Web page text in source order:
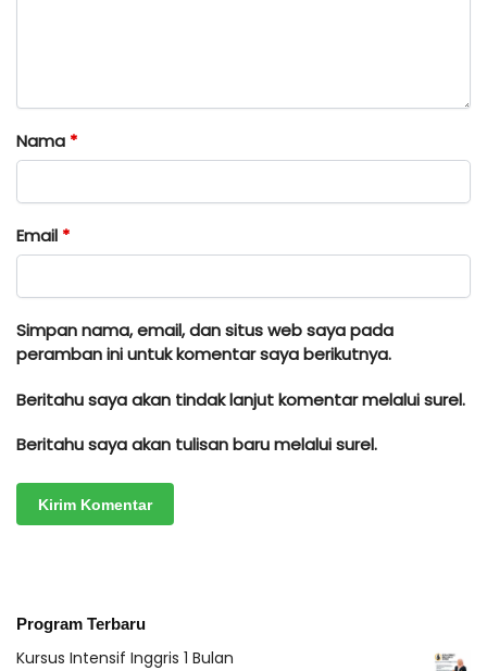
Nama *
Email *
Simpan nama, email, dan situs web saya pada
peramban ini untuk komentar saya berikutnya.
Beritahu saya akan tindak lanjut komentar melalui surel.
Beritahu saya akan tulisan baru melalui surel.
Program Terbaru
Kursus Intensif Inggris 1 Bulan